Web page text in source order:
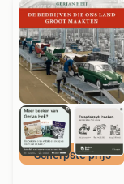
Scherpste prijs